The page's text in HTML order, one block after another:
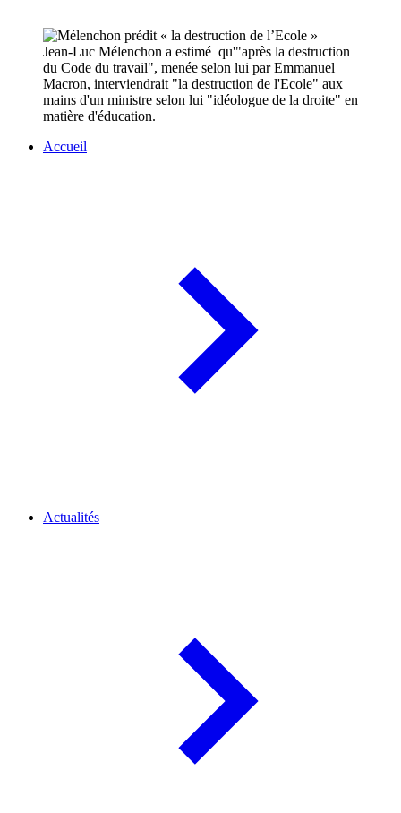
Jean-Luc Mélenchon a estimé qu'"après la destruction
du Code du travail", menée selon lui par Emmanuel
Macron, interviendrait "la destruction de l'Ecole" aux
mains d'un ministre selon lui "idéologue de la droite" en
matière d'éducation.
Accueil
Actualités